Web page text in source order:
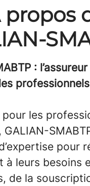
propos
:
les
GALIAN-
pour
à leurs besoins
de la